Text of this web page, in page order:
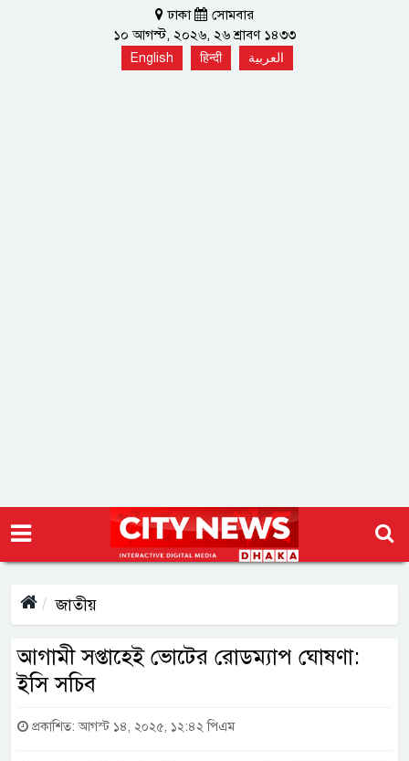
ঢাকা
সোমবার
১০ আগস্ট, ২০২৬, ২৬ শ্রাবণ ১৪৩৩
English हिन्दी العربية
জাতীয়
আগামী সপ্তাহেই ভোটের রোডম্যাপ ঘোষণা:
ইসি সচিব
প্রকাশিত: আগস্ট ১৪, ২০২৫, ১২:৪২ পিএম